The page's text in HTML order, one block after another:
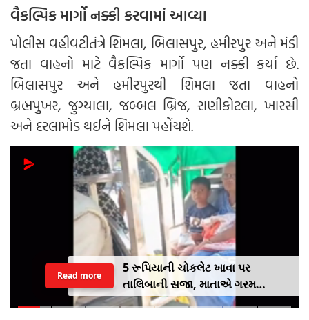
વૈકલ્પિક માર્ગો નક્કી કરવામાં આવ્યા
પોલીસ વહીવટીતંત્રે શિમલા, બિલાસપુર, હમીરપુર અને મંડી
જતા વાહનો માટે વૈકલ્પિક માર્ગો પણ નક્કી કર્યા છે.
બિલાસપુર અને હમીરપુરથી શિમલા જતા વાહનો
બ્રહ્મપુખર, જુગ્યાલા, જબ્બલ બ્રિજ, રાણીકોટલા, ખારસી
અને દરલામોડ થઈને શિમલા પહોંચશે.
5 રૂપિયાની ચોકલેટ ખાવા પર
તાલિબાની સજા, માતાએ ગરમ
ચપ્પુથી પુત્રના પગમાં આપ્યો ડામ,
Read more